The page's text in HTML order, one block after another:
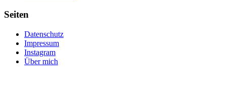
Seiten
Datenschutz
Impressum
Instagram
Über mich